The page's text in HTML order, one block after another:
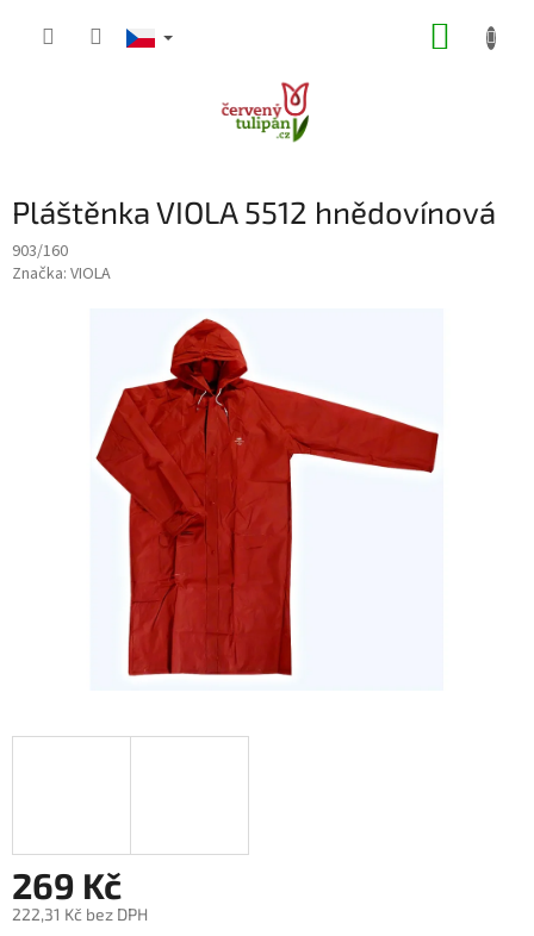
Pláštěnka VIOLA 5512 hnědovínová
903/160
Značka: VIOLA
269 Kč
222,31 Kč bez DPH